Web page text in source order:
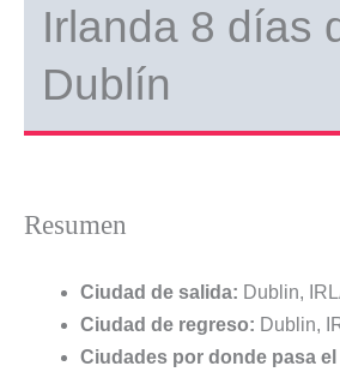
Irlanda 8 días
Dublín
Resumen
Ciudad de salida: Dublin,
Ciudad de regreso: Dublin,
Ciudades por donde pasa